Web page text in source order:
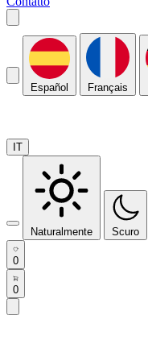
Español Français
IT
Naturalmente Scuro
0
0